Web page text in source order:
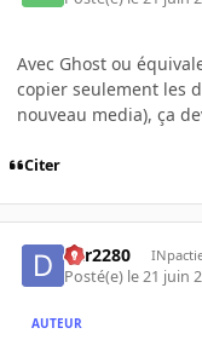
Avec Ghost ou
copier seulement les
nouveau media), ça
Citer
d2r2280
Posté(e) le 21 juin
AUTEUR